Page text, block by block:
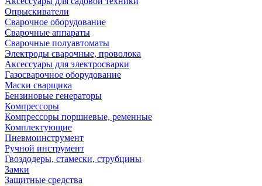
Опрыскиватели
Сварочное оборудование
Сварочные аппараты
Сварочные полуавтоматы
Электроды сварочные, проволока
Аксессуары для электросварки
Газосварочное оборудование
Маски сварщика
Бензиновые генераторы
Компрессоры
Компрессоры поршневые, ременные
Комплектующие
Пневмоинструмент
Ручной инструмент
Гвоздодеры, стамески, струбцины
Замки
Защитные средства